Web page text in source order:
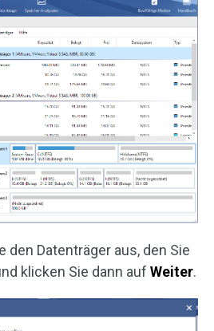
den Datenträger aus, den Sie
klicken Sie dann auf Weiter.